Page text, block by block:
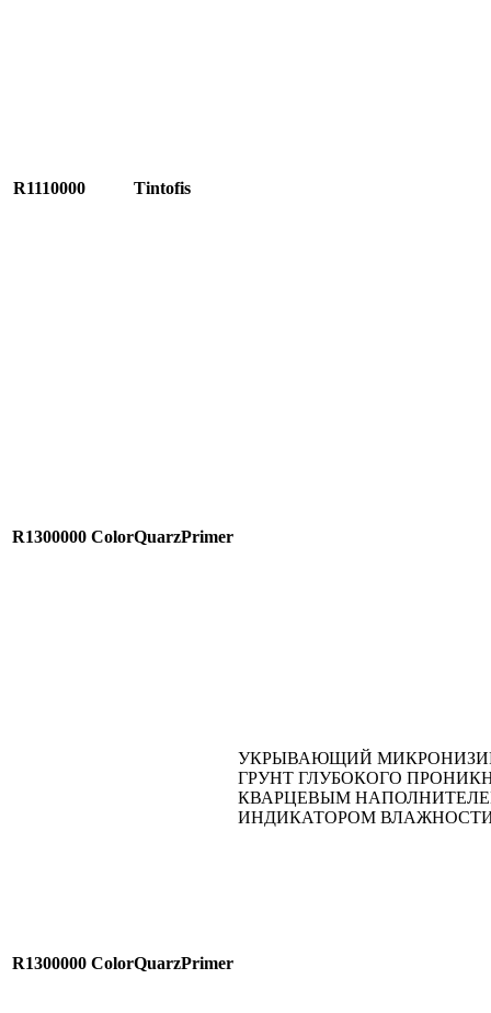
R1110000 Tintofis
R1300000 ColorQuarzPrimer
УКРЫВАЮЩИЙ
ГРУНТ ГЛУБОКОГО
КВАРЦЕВЫМ
ИНДИКАТОРОМ
R1300000 ColorQuarzPrimer